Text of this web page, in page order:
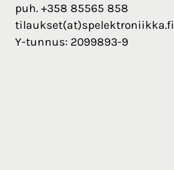
puh. +358 85565 858
tilaukset(at)spelektroniikka.fi
Y-tunnus: 2099893-9